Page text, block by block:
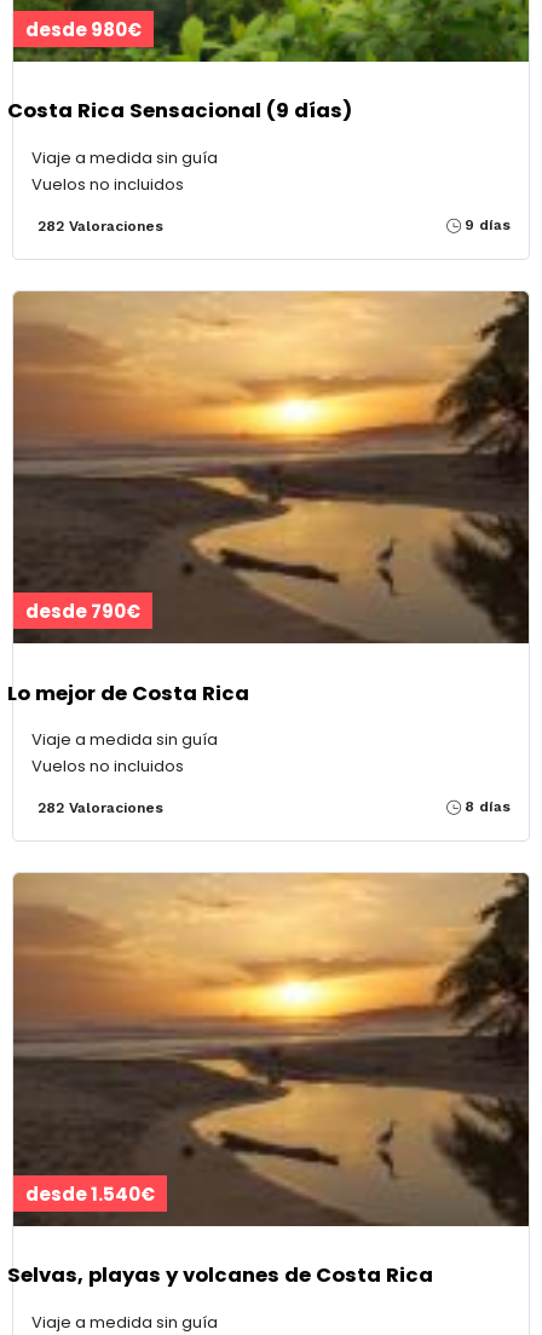
desde 980€
Costa Rica Sensacional (9 días)
Viaje a medida sin guía
Vuelos no incluidos
282 Valoraciones 9 días
desde 790€
Lo mejor de Costa Rica
Viaje a medida sin guía
Vuelos no incluidos
282 Valoraciones 8 días
desde 1.540€
Selvas, playas y volcanes de Costa Rica
Viaje a medida sin guía